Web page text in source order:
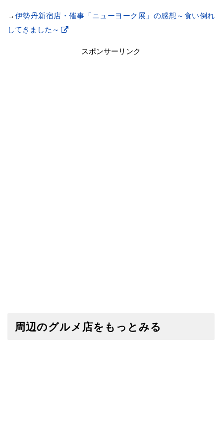
→ 伊勢丹新宿店・催事「ニューヨーク展」の感想～食い倒れ
してきました～
スポンサーリンク
周辺のグルメ店をもっとみる